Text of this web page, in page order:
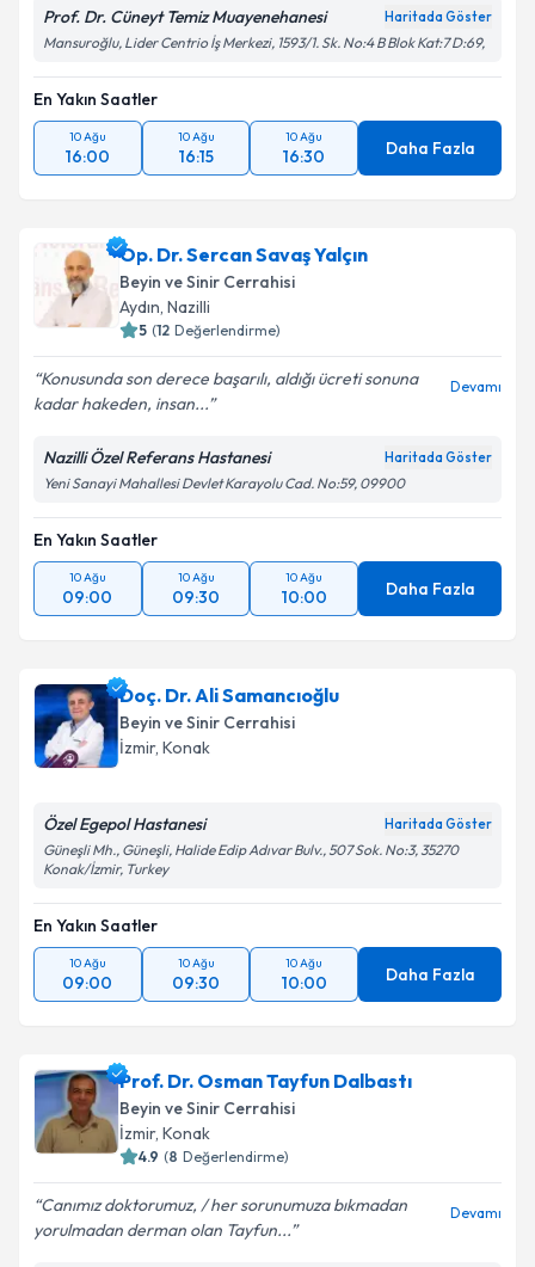
Prof. Dr. Cüneyt Temiz Muayenehanesi Haritada Göster
Mansuroğlu, Lider Centrio İş Merkezi, 1593/1. Sk. No:4 B Blok Kat:7 D:69,
En Yakın Saatler
10 Ağu
16:00
10 Ağu
16:15
10 Ağu
16:30 Daha Fazla
Op. Dr. Sercan Savaş Yalçın
Beyin ve Sinir Cerrahisi
Aydın, Nazilli
5 (12 Değerlendirme)
Konusunda son derece başarılı, aldığı ücreti sonuna
kadar hakeden, insan...
Devamı
Nazilli Özel Referans Hastanesi Haritada Göster
Yeni Sanayi Mahallesi Devlet Karayolu Cad. No:59, 09900
En Yakın Saatler
10 Ağu
09:00
10 Ağu
09:30
10 Ağu
10:00 Daha Fazla
Doç. Dr. Ali Samancıoğlu
Beyin ve Sinir Cerrahisi
İzmir, Konak
Özel Egepol Hastanesi Haritada Göster
Güneşli Mh., Güneşli, Halide Edip Adıvar Bulv., 507 Sok. No:3, 35270
Konak/İzmir, Turkey
En Yakın Saatler
10 Ağu
09:00
10 Ağu
09:30
10 Ağu
10:00 Daha Fazla
Prof. Dr. Osman Tayfun Dalbastı
Beyin ve Sinir Cerrahisi
İzmir, Konak
4.9 (8 Değerlendirme)
Canımız doktorumuz, / her sorunumuza bıkmadan
yorulmadan derman olan Tayfun...
Devamı